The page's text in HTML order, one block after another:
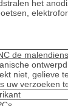
het
de
niet, gelieve
uw verzoeken